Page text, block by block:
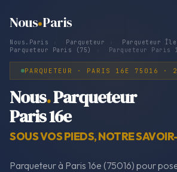
Nous Paris
Nous.Paris Parqueteur Parqueteur
Parqueteur Paris (75)
Parqueteur Paris
PARQUETEUR · PARIS 16E 75016 ·
Nous.Parqueteur
Paris 16e
SOUS VOS PIEDS, NOTRE
Parqueteur à Paris 16e (75016) pour